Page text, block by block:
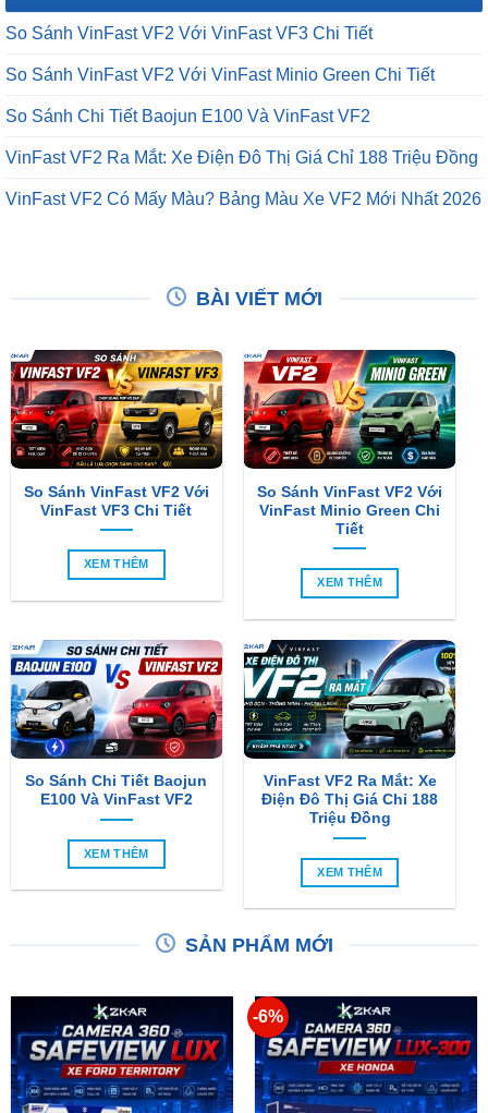
So Sánh VinFast VF2 Với VinFast VF3 Chi Tiết
So Sánh VinFast VF2 Với VinFast Minio Green Chi Tiết
So Sánh Chi Tiết Baojun E100 Và VinFast VF2
VinFast VF2 Ra Mắt: Xe Điện Đô Thị Giá Chỉ 188 Triệu Đồng
VinFast VF2 Có Mấy Màu? Bảng Màu Xe VF2 Mới Nhất 2026
BÀI VIẾT MỚI
So Sánh VinFast VF2 Với
VinFast VF3 Chi Tiết
XEM THÊM
So Sánh VinFast VF2 Với
VinFast Minio Green Chi
Tiết
XEM THÊM
So Sánh Chi Tiết Baojun
E100 Và VinFast VF2
XEM THÊM
VinFast VF2 Ra Mắt: Xe
Điện Đô Thị Giá Chỉ 188
Triệu Đồng
XEM THÊM
SẢN PHẨM MỚI
-6%